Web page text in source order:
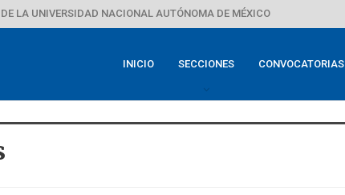
LA UNIVERSIDAD NACIONAL AUTÓNOMA DE MÉXICO
INICIO SECCIONES CONVOCATORIAS